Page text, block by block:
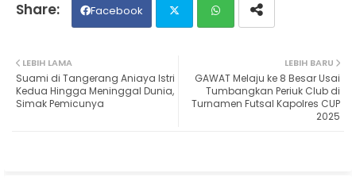
Facebook
ter ats
LEBIH BARU
GAWAT Melaju ke 8 Besar Usai
Tumbangkan Periuk Club di
Turnamen Futsal Kapolres CUP
2025
LEBIH LAMA
Suami di Tangerang Aniaya Istri
Kedua Hingga Meninggal Dunia,
Simak Pemicunya